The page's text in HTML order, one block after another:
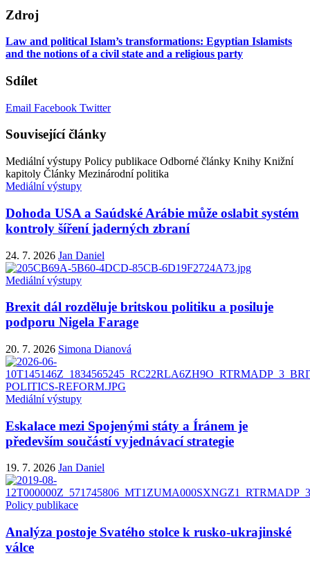
Zdroj
Law and political Islam’s transformations: Egyptian Islamists
and the notions of a civil state and a religious party
Sdílet
Email Facebook Twitter
Související články
Mediální výstupy Policy publikace Odborné články Knihy Knižní
kapitoly Články Mezinárodní politika
Mediální výstupy
Dohoda USA a Saúdské Arábie může oslabit systém
kontroly šíření jaderných zbraní
24. 7. 2026 Jan Daniel
Mediální výstupy
Brexit dál rozděluje britskou politiku a posiluje
podporu Nigela Farage
20. 7. 2026 Simona Dianová
Mediální výstupy
Eskalace mezi Spojenými státy a Íránem je
především součástí vyjednávací strategie
19. 7. 2026 Jan Daniel
Policy publikace
Analýza postoje Svatého stolce k rusko-ukrajinské
válce